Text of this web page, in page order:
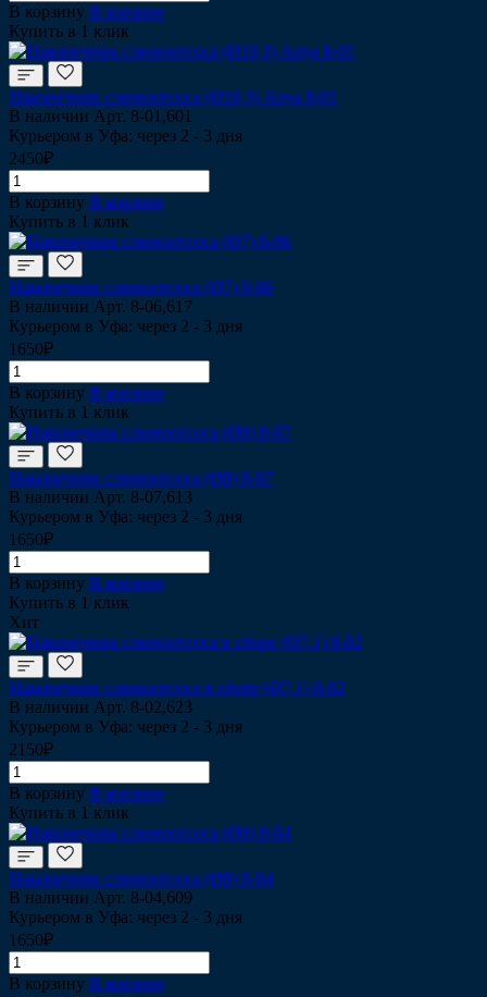
В корзину В корзине
Купить в 1 клик
Наконечник слюноотсоса (Ø10,3) Anya 8-01
В наличии Арт. 8-01,601
Курьером в Уфа: через 2 - 3 дня
2450₽
В корзину В корзине
Купить в 1 клик
Наконечник слюноотсоса (Ø7) 8-06
В наличии Арт. 8-06,617
Курьером в Уфа: через 2 - 3 дня
1650₽
В корзину В корзине
Купить в 1 клик
Наконечник слюноотсоса (Ø8) 8-07
В наличии Арт. 8-07,613
Курьером в Уфа: через 2 - 3 дня
1650₽
В корзину В корзине
Купить в 1 клик
Хит
Наконечник слюноотсоса в сборе (Ø7.1) 8-02
В наличии Арт. 8-02,623
Курьером в Уфа: через 2 - 3 дня
2150₽
В корзину В корзине
Купить в 1 клик
Наконечник слюноотсоса (Ø8) 8-04
В наличии Арт. 8-04,609
Курьером в Уфа: через 2 - 3 дня
1650₽
В корзину В корзине